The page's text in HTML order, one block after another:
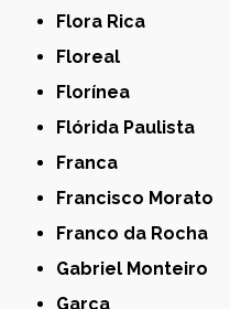
Flora Rica
Floreal
Florínea
Flórida Paulista
Franca
Francisco Morato
Franco da Rocha
Gabriel Monteiro
Garça